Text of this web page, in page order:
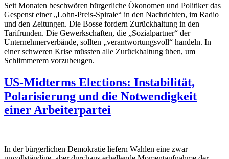
Seit Monaten beschwören bürgerliche Ökonomen und Politiker das
Gespenst einer „Lohn-Preis-Spirale“ in den Nachrichten, im Radio
und den Zeitungen. Die Bosse fordern Zurückhaltung in den
Tarifrunden. Die Gewerkschaften, die „Sozialpartner“ der
Unternehmerverbände, sollten „verantwortungsvoll“ handeln. In
einer schweren Krise müssten alle Zurückhaltung üben, um
Schlimmerem vorzubeugen.
US-Midterms Elections: Instabilität,
Polarisierung und die Notwendigkeit
einer Arbeiterpartei
In der bürgerlichen Demokratie liefern Wahlen eine zwar